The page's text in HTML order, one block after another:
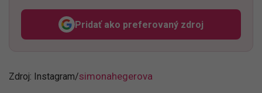
Pridať ako preferovaný zdroj
Odzadu, odkaz sa otvorí v
Zdroj: Instagram/simonahegerova